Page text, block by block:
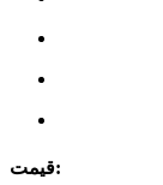
قیمت: